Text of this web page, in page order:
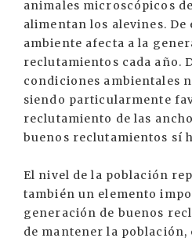
animales microscópicos
alimentan los alevines. De
ambiente afecta a la
reclutamientos cada año.
condiciones ambientales
siendo particularmente
reclutamiento de las
buenos reclutamientos sí
El nivel de la población
también un elemento
generación de buenos
de mantener la